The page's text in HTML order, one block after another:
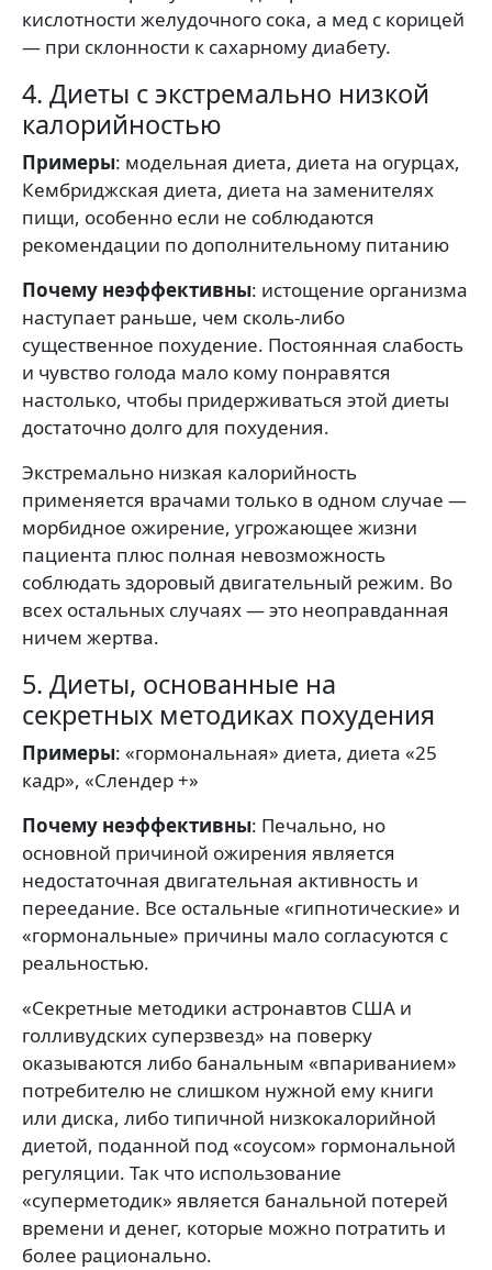
кислотности желудочного сока, а мед с корицей
— при склонности к сахарному диабету.
4. Диеты с экстремально низкой
калорийностью
Примеры: модельная диета, диета на огурцах,
Кембриджская диета, диета на заменителях
пищи, особенно если не соблюдаются
рекомендации по дополнительному питанию
Почему неэффективны: истощение организма
наступает раньше, чем сколь-либо
существенное похудение. Постоянная слабость
и чувство голода мало кому понравятся
настолько, чтобы придерживаться этой диеты
достаточно долго для похудения.
Экстремально низкая калорийность
применяется врачами только в одном случае —
морбидное ожирение, угрожающее жизни
пациента плюс полная невозможность
соблюдать здоровый двигательный режим. Во
всех остальных случаях — это неоправданная
ничем жертва.
5. Диеты, основанные на
секретных методиках похудения
Примеры: «гормональная» диета, диета «25
кадр», «Слендер +»
Почему неэффективны: Печально, но
основной причиной ожирения является
недостаточная двигательная активность и
переедание. Все остальные «гипнотические» и
«гормональные» причины мало согласуются с
реальностью.
«Секретные методики астронавтов США и
голливудских суперзвезд» на поверку
оказываются либо банальным «впариванием»
потребителю не слишком нужной ему книги
или диска, либо типичной низкокалорийной
диетой, поданной под «соусом» гормональной
регуляции. Так что использование
«суперметодик» является банальной потерей
времени и денег, которые можно потратить и
более рационально.